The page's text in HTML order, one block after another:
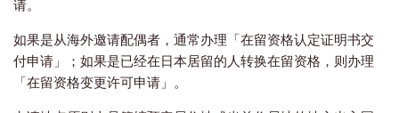
请。
如果是从海外邀请配偶者，通常办理「在留资格认定证明书交
付申请」；如果是已经在日本居留的人转换在留资格，则办理
「在留资格变更许可申请」。